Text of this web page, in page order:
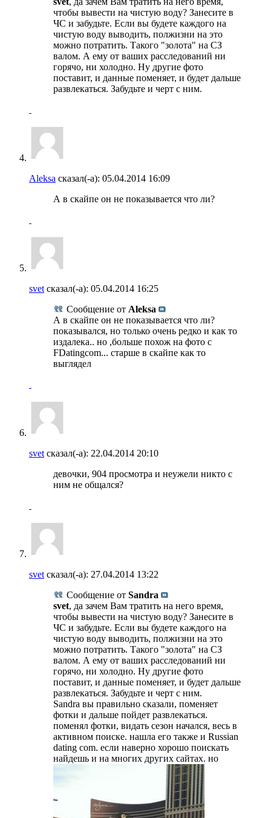
чтобы вывести на чистую воду? Занесите в
ЧС и забудьте. Если вы будете каждого на
чистую воду выводить, полжизни на это
можно потратить. Такого "золота" на СЗ
валом. А ему от ваших расследований ни
горячо, ни холодно. Ну другие фото
поставит, и данные поменяет, и будет дальше
развлекаться. Забудьте и черт с ним.
Aleksa сказал(-а): 05.04.2014 16:09
А в скайпе он не показывается что ли?
svet сказал(-а): 05.04.2014 16:25
Сообщение от Aleksa
А в скайпе он не показывается что ли?
показывался, но только очень редко и как то
издалека.. но ,больше похож на фото с
FDatingcom... старше в скайпе как то
выглядел
svet сказал(-а): 22.04.2014 20:10
девочки, 904 просмотра и неужели никто с
ним не общался?
svet сказал(-а): 27.04.2014 13:22
Сообщение от Sandra
svet, да зачем Вам тратить на него время,
чтобы вывести на чистую воду? Занесите в
ЧС и забудьте. Если вы будете каждого на
чистую воду выводить, полжизни на это
можно потратить. Такого "золота" на СЗ
валом. А ему от ваших расследований ни
горячо, ни холодно. Ну другие фото
поставит, и данные поменяет, и будет дальше
развлекаться. Забудьте и черт с ним.
Sandra вы правильно сказали, поменяет
фотки и дальше пойдет развлекаться.
поменял фотки, видать сезон начался, весь в
активном поиске. нашла его также и Russian
dating com. если наверно хорошо поискать
найдешь и на многих других сайтах. но